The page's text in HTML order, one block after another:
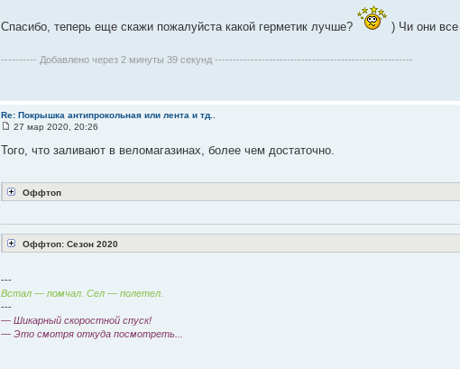
Спасибо, теперь еще скажи пожалуйста какой герметик лучше? ) Чи они
---------- Добавлено через 2 минуты 39 секунд -------------------------------------------------------
Re: Покрышка антипрокольная или лента и тд..
27 мар 2020, 20:26
Того, что заливают в веломагазинах, более чем достаточно.
Оффтоп
Оффтоп: Сезон 2020
---
Встал — помчал. Сел — полетел.
---
— Шикарный скоростной спуск!
— Это смотря откуда посмотреть...